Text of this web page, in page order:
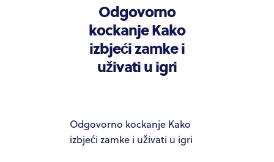
Odgovorno
kockanje Kako
izbjeći zamke i
uživati u igri
Odgovorno kockanje Kako
izbjeći zamke i uživati u igri